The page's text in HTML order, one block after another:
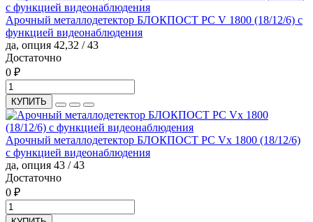
Арочный металлодетектор БЛОКПОСТ PC V 1800 (18/12/6) с
функцией видеонаблюдения
да, опция 42,32 / 43
Достаточно
0 ₽
КУПИТЬ
Арочный металлодетектор БЛОКПОСТ PC Vx 1800 (18/12/6)
с функцией видеонаблюдения
да, опция 43 / 43
Достаточно
0 ₽